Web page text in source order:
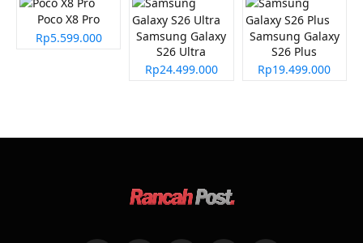
Poco X8 Pro
Rp5.599.000
Samsung Galaxy
S26 Ultra
Rp24.499.000
Samsung Galaxy
S26 Plus
Rp19.499.000